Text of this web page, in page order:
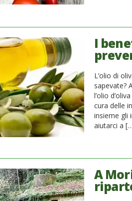
I
L’olio di
sapevate?
l’olio
cura delle
insieme gli
aiutarci a
A